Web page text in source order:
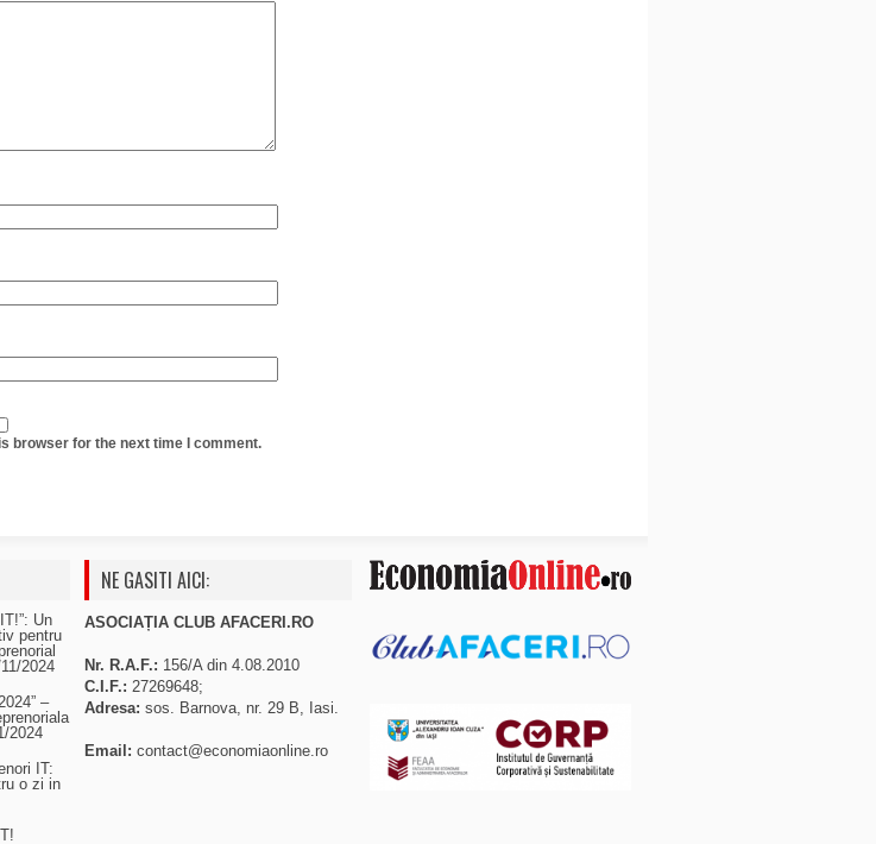
browser for the next time I comment.
Un
pentru
2024
–
2024
IT:
o zi in
NE GASITI AICI:
ASOCIAȚIA CLUB AFACERI.RO
Nr. R.A.F.: 156/A din 4.08.2010
C.I.F.: 27269648;
Adresa: sos. Barnova, nr. 29 B, Iasi.
Email: contact@economiaonline.ro